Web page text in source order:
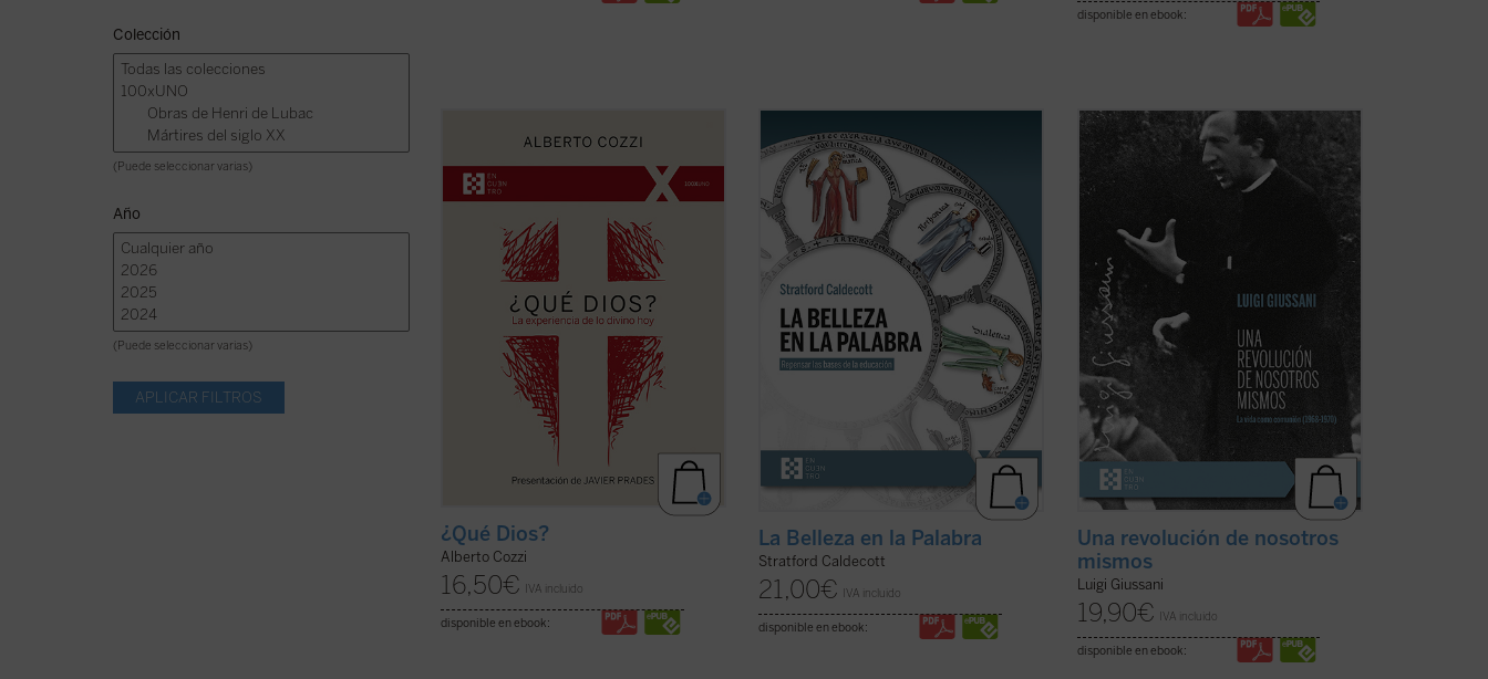
Colección
(Puede seleccionar varias)
Año
(Puede seleccionar varias)
disponible en ebook:
¿Qué Dios?nos recuerda que el discurso
intelectual, sino una apertura, un desafío
a ampliar nuestra comprensión de la
experiencia humana....
(ver ficha)
¿Qué Dios?
Alberto Cozzi
16,50€ IVA incluido
disponible en ebook:
La Belleza en la Palabra
contribución única para devolver la
realidad al centro del aprendizaje. A los
interrogantes ¿qué es una buena
educación? o ¿para qué sirve?, Stratford
Caldecott ensaya una respuesta
arrojando una nueva ...(ver ficha)
La Belleza en la Palabra
Stratford Caldecott
21,00€ IVA incluido
disponible en ebook:
Los textos reunidos en este libro
pertenecen a un momento delicado y
crucial de la historia de Comunión y
1968-1970, período en el que la
experiencia nacida de don Giussani en
1954 sufrió una profunda ...
Una revolución de nosotros
mismos
Luigi Giussani
19,90€ IVA incluido
disponible en ebook: